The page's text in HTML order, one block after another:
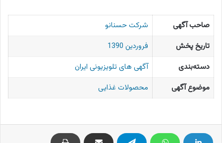
صاحب آگهی
شرکت حسنانو
تاریخ پخش
فروردین 1390
دسته‌بندی
آگهی های تلویزیونی ایران
موضوع آگهی
محصولات غذایی